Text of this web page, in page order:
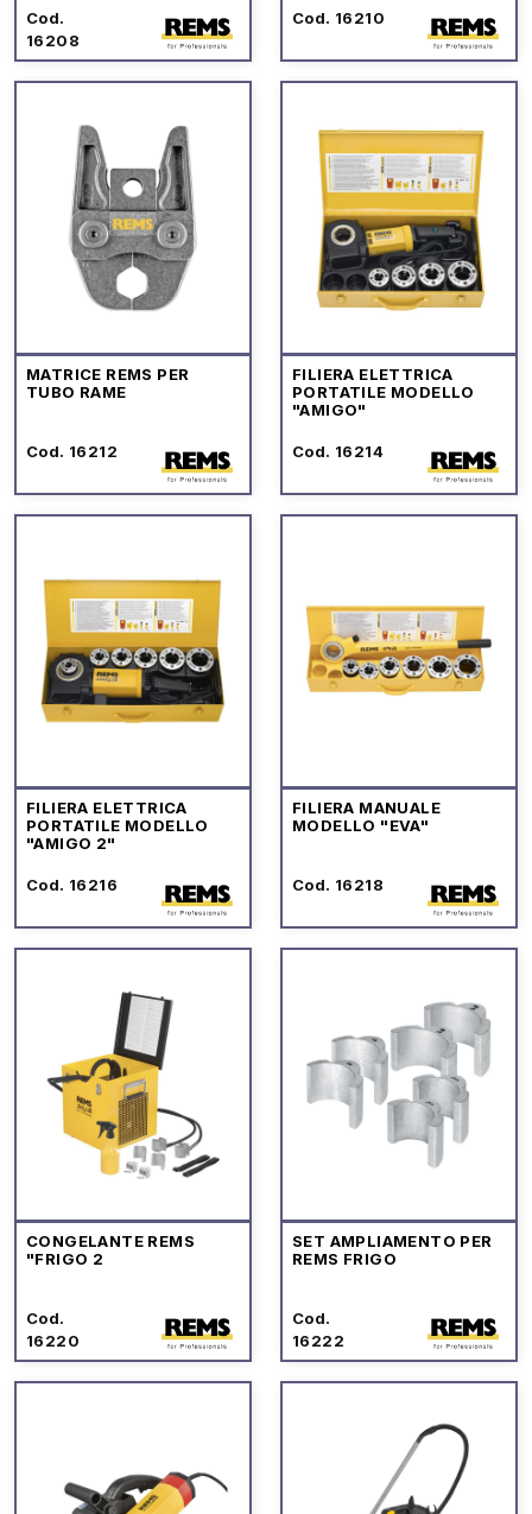
Cod.
16208
Cod. 16210
MATRICE REMS PER
TUBO RAME
Cod. 16212
FILIERA ELETTRICA
PORTATILE MODELLO
"AMIGO"
Cod. 16214
FILIERA ELETTRICA
PORTATILE MODELLO
"AMIGO 2"
Cod. 16216
FILIERA MANUALE
MODELLO "EVA"
Cod. 16218
CONGELANTE REMS
"FRIGO 2
Cod.
16220
SET AMPLIAMENTO PER
REMS FRIGO
Cod.
16222